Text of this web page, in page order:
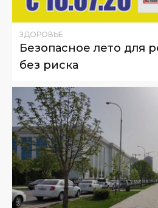
ЗДОРОВЬЕ
Безопасное лето для
без риска